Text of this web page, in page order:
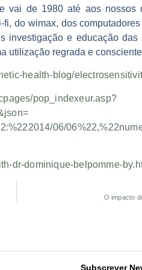
vai de 1980 até aos nossos
do wimax, dos
investigação e educação
utilização regrada e
health-blog/
pop_indexeur.asp?
06/
dr-dominique-belpomme-
O impacto
Subscrever